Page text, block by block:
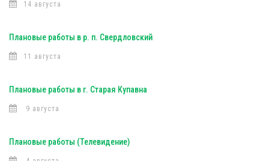
14 августа
Плановые работы в р. п. Свердловский
11 августа
Плановые работы в г. Старая Купавна
9 августа
Плановые работы (Телевидение)